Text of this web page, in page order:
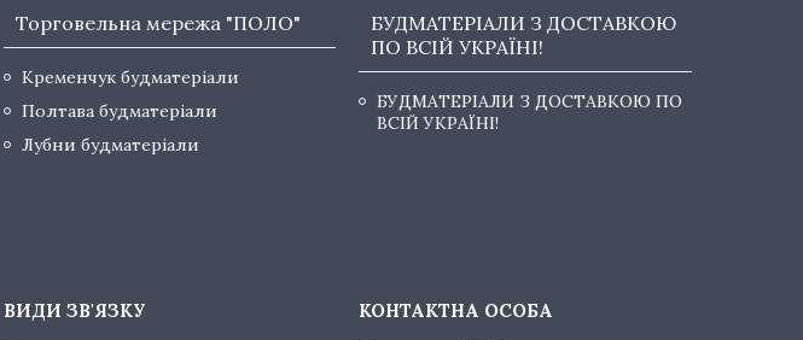
Торговельна мережа "ПОЛО"
Кременчук будматеріали
Полтава будматеріали
Лубни будматеріали
БУДМАТЕРІАЛИ З ДОСТАВКОЮ
ПО ВСІЙ УКРАЇНІ!
БУДМАТЕРІАЛИ З ДОСТАВКОЮ ПО
ВСІЙ УКРАЇНІ!